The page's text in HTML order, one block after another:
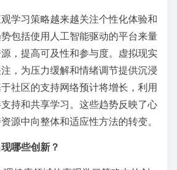
学习策略越来越关注个性化体验和
包括使用人工智能驱动的平台来量
，提高可及性和参与度。虚拟现实
，为压力缓解和情绪调节提供沉浸
社区的支持网络预计将增长，利用
持和共享学习。这些趋势反映了心
源中向整体和适应性方法的转变。
哪些创新？